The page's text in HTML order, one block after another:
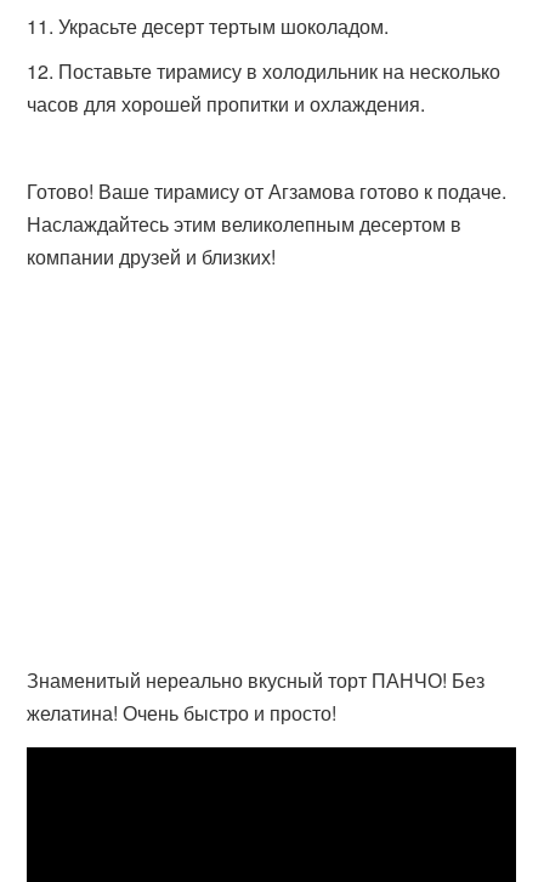
Украсьте десерт тертым шоколадом.
Поставьте тирамису в холодильник на несколько
часов для хорошей пропитки и охлаждения.
Готово! Ваше тирамису от Агзамова готово к подаче.
Наслаждайтесь этим великолепным десертом в
компании друзей и близких!
Знаменитый нереально вкусный торт ПАНЧО! Без
желатина! Очень быстро и просто!